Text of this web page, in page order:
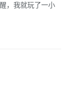
，我就玩了一小